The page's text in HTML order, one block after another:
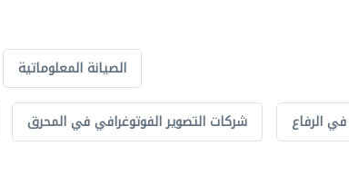
الصيانة المعلوماتية
شركات التصوير الفوتوغرافي في المحرق الرفاع